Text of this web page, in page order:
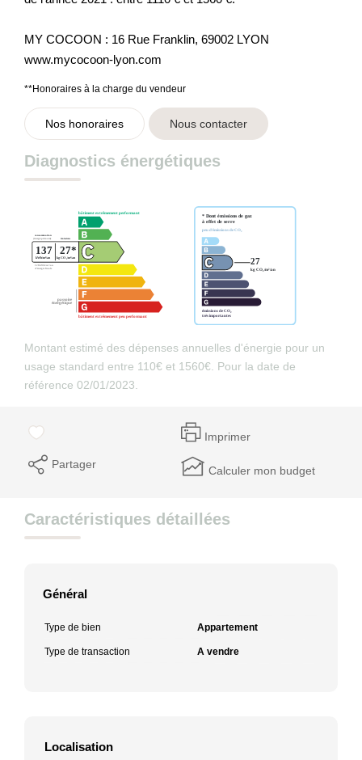
MY COCOON : 16 Rue Franklin, 69002 LYON
www.mycocoon-lyon.com
**Honoraires à la charge du vendeur
Nos honoraires Nous contacter
Diagnostics énergétiques
Montant estimé des dépenses annuelles d'énergie pour un
usage standard entre 110€ et 1560€. Pour la date de
référence 02/01/2023.
Imprimer
Partager Calculer mon budget
Caractéristiques détaillées
Général
Type de bien Appartement
Type de transaction A vendre
Localisation